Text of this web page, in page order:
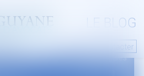
LE BLOG
Nous contacter
Cedex
35
Mentions légales